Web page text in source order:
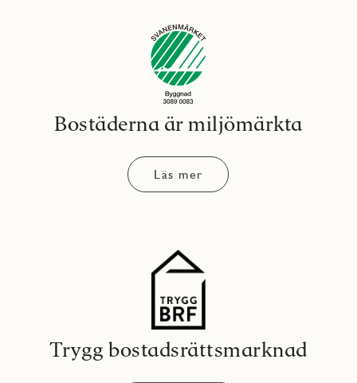
Bostäderna är miljömärkta
Läs mer
Trygg bostadsrättsmarknad